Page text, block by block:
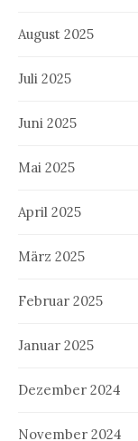
August 2025
Juli 2025
Juni 2025
Mai 2025
April 2025
März 2025
Februar 2025
Januar 2025
Dezember 2024
November 2024